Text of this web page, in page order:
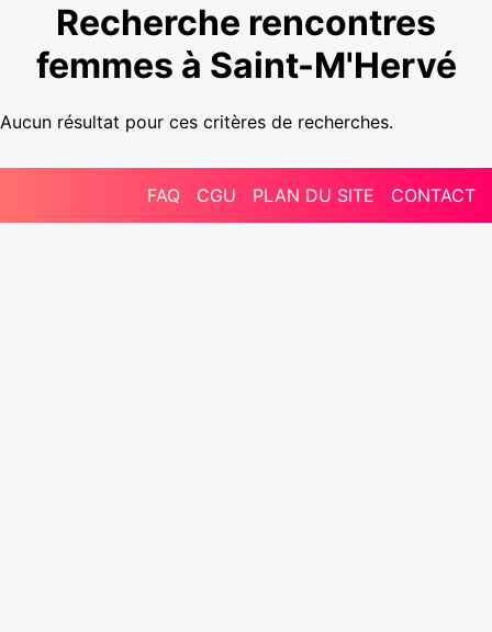
Recherche rencontres
femmes à Saint-M'Hervé
Aucun résultat pour ces critères de recherches.
FAQ CGU PLAN DU SITE CONTACT